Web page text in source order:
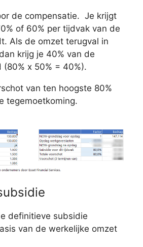
de compensatie. Je krijgt
of 60% per tijdvak van de
Als de omzet terugval in
krijg je 40% van de
(80% x 50% = 40%).
van ten hoogste 80%
tegemoetkoming.
definitieve subsidie
van de werkelijke omzet